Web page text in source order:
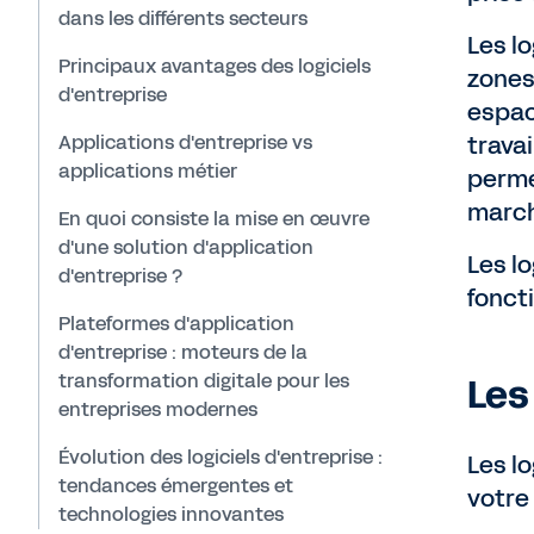
dans les différents secteurs
Principaux avantages des logiciels
d'entreprise
Applications d'entreprise vs
applications métier
En quoi consiste la mise en œuvre
d'une solution d'application
d'entreprise ?
Plateformes d'application
d'entreprise : moteurs de la
transformation digitale pour les
entreprises modernes
Évolution des logiciels d'entreprise :
tendances émergentes et
technologies innovantes
Les
Les
Les
votre